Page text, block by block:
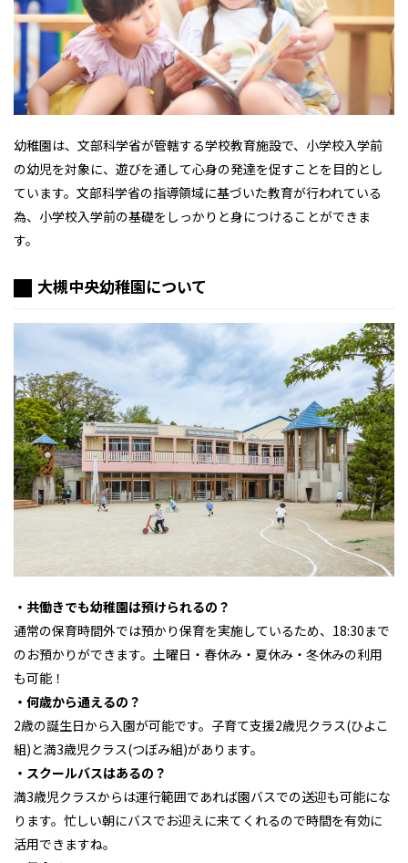
幼稚園は、文部科学省が管轄する学校教育施設で、小学校入学前
の幼児を対象に、遊びを通して心身の発達を促すことを目的とし
ています。文部科学省の指導領域に基づいた教育が行われている
為、小学校入学前の基礎をしっかりと身につけることができま
す。
大槻中央幼稚園について
・共働きでも幼稚園は預けられるの？
通常の保育時間外では預かり保育を実施しているため、18:30まで
のお預かりができます。土曜日・春休み・夏休み・冬休みの利用
も可能！
・何歳から通えるの？
2歳の誕生日から入園が可能です。子育て支援2歳児クラス(ひよこ
組)と満3歳児クラス(つぼみ組)があります。
・スクールバスはあるの？
満3歳児クラスからは運行範囲であれば園バスでの送迎も可能にな
ります。忙しい朝にバスでお迎えに来てくれるので時間を有効に
活用できますね。